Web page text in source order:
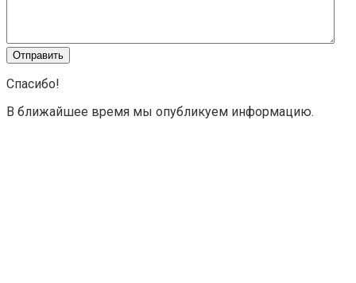
Спасибо!
В ближайшее время мы опубликуем информацию.